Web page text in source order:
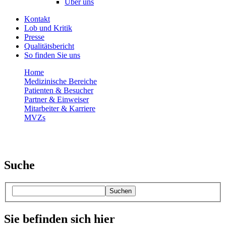
Kontakt
Lob und Kritik
Presse
Qualitätsbericht
So finden Sie uns
Home
Medizinische Bereiche
Patienten & Besucher
Partner & Einweiser
Mitarbeiter & Karriere
MVZs
Suche
Suchen
Sie befinden sich hier